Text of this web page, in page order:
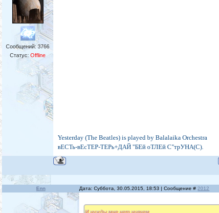
Сообщений:3766
Статус:Offline
Yesterday (The Beatles) is played by Balalaika Orchestra
вЕСТь-вЕсТЕР-ТЕРь+ДАЙ "БЕй оТЛЕй С"трУНА(С).
Enn Дата: Суббота, 30.05.2015, 18:53 | Сообщение #2012
И нужды мне нет нивчем